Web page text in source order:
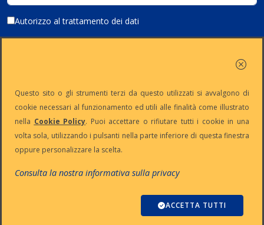
Autorizzo al trattamento dei dati
Partita Iva:
IT13383650150
Capitale
Sociale: €
10.500 i.v.
Iscrizione
REA n° MI-
Reg. Imp. n°
MI-2001-
: digiway@legalmail.it
Copyright © Digiway Srl - Designed by Digiway Srl - Powered by HCL
Software Domino
Questo sito o gli strumenti terzi da questo utilizzati si avvalgono di
cookie necessari al funzionamento ed utili alle finalità come illustrato
nella Cookie Policy. Puoi accettare o rifiutare tutti i cookie in una
volta sola, utilizzando i pulsanti nella parte inferiore di questa finestra
oppure personalizzare la scelta.
Consulta la nostra informativa sulla privacy
ACCETTA TUTTI